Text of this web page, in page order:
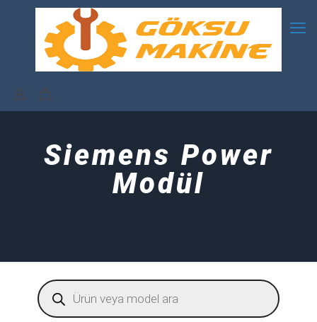
Siemens Power
Modül
Products
search